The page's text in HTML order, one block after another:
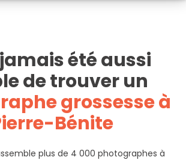
été aussi
de trouver un
grossesse à
Bénite
plus de 4 000 photographes à